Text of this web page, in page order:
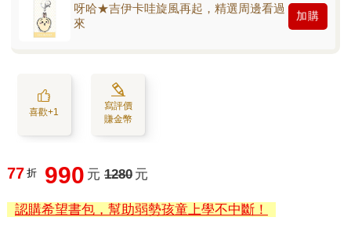
呀哈★吉伊卡哇旋風再起，精選周邊看過
來
加購
喜歡+1
寫評價
賺金幣
77 折 990 元 1280 元
認購希望書包，幫助弱勢孩童上學不中斷！